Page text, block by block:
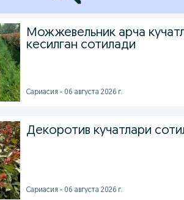
Можжевельник арча
кесилган сотилади
Сариасия - 06 августа 2026 г.
Декоротив кучатлари
Сариасия - 06 августа 2026 г.